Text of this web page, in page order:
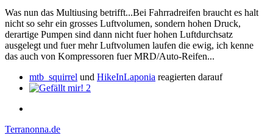
Was nun das Multiusing betrifft...Bei Fahrradreifen braucht es halt
nicht so sehr ein grosses Luftvolumen, sondern hohen Druck,
derartige Pumpen sind dann nicht fuer hohen Luftdurchsatz
ausgelegt und fuer mehr Luftvolumen laufen die ewig, ich kenne
das auch von Kompressoren fuer MRD/Auto-Reifen...
mtb_squirrel und HikeInLaponia reagierten darauf
2
Terranonna.de